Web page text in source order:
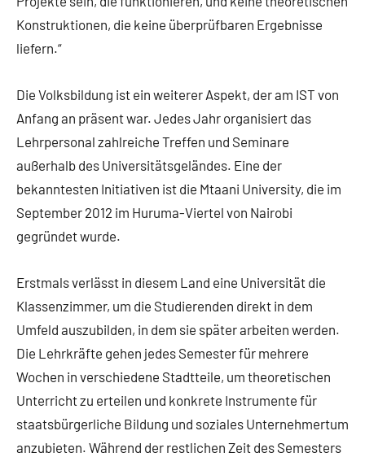
Konstruktionen, die keine überprüfbaren Ergebnisse
liefern.“
Die Volksbildung ist ein weiterer Aspekt, der am IST von
Anfang an präsent war. Jedes Jahr organisiert das
Lehrpersonal zahlreiche Treffen und Seminare
außerhalb des Universitätsgeländes. Eine der
bekanntesten Initiativen ist die Mtaani University, die im
September 2012 im Huruma-Viertel von Nairobi
gegründet wurde.
Erstmals verlässt in diesem Land eine Universität die
Klassenzimmer, um die Studierenden direkt in dem
Umfeld auszubilden, in dem sie später arbeiten werden.
Die Lehrkräfte gehen jedes Semester für mehrere
Wochen in verschiedene Stadtteile, um theoretischen
Unterricht zu erteilen und konkrete Instrumente für
staatsbürgerliche Bildung und soziales Unternehmertum
anzubieten. Während der restlichen Zeit des Semesters